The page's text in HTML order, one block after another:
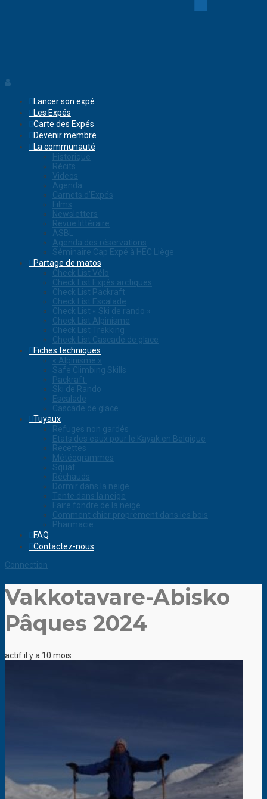
Lancer son expé
Les Expés
Carte des Expés
Devenir membre
La communauté
Historique
Récits
Videos
Agenda
Carnets d’Expés
Films
Newsletters
Revue littéraire
ASBL
Agenda des réservations
Séminaire Cap Expé à HEC Liège
Partage de matos
Check List Vélo
Check List Expés arctiques
Check List Packraft
Check List Escalade
Check List « Ski de rando »
Check List Alpinisme
Check List Trekking
Check List Cascade de glace
Fiches techniques
« Alpinisme »
Safe Climbing Skills
Packraft
Ski de Rando
Escalade
Cascade de glace
Tuyaux
Refuges non gardés
Etats des eaux pour le Kayak en Belgique
Recettes
Météogrammes
Squat
Réchauds
Dormir dans la neige
Tente dans la neige
Faire fondre de la neige
Comment chier proprement dans les bois
Pharmacie
FAQ
Contactez-nous
Connection
Vakkotavare-Abisko
Pâques 2024
actif il y a 10 mois